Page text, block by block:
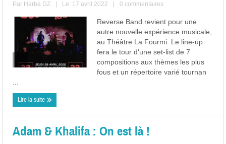
Par Harba DZ Le: 17 avril 2022 0 commentaires
Reverse Band revient pour une
autre nouvelle expérience musicale,
au Théâtre La Fourmi. Le line-up
fera le tour d'une set-list de 7
compositions aux thèmes les plus
fous et un répertoire varié tournan
Lire la suite
Adam & Khalifa : On est là !